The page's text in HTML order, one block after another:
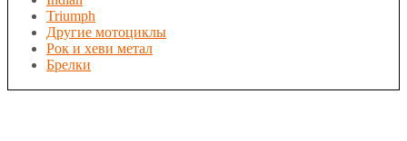
Triumph
Другие мотоциклы
Рок и хеви метал
Брелки